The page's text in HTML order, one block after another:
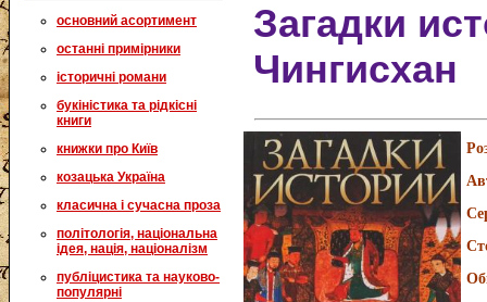
основний асортимент
останні примірники
історичні романи
букіністика та рідкісні
книги
книжки про Київ
козацька Україна
класична і сучасна проза
політологія, національна
ідея, нація, націоналізм
публіцистика та науково-
популярні
Загадки
Чингисхан